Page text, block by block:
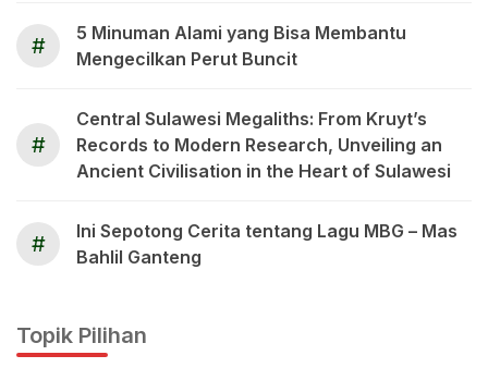
#
5 Minuman Alami yang Bisa Membantu
Mengecilkan Perut Buncit
#
Central Sulawesi Megaliths: From Kruyt’s
Records to Modern Research, Unveiling an
Ancient Civilisation in the Heart of Sulawesi
#
Ini Sepotong Cerita tentang Lagu MBG – Mas
Bahlil Ganteng
Topik Pilihan